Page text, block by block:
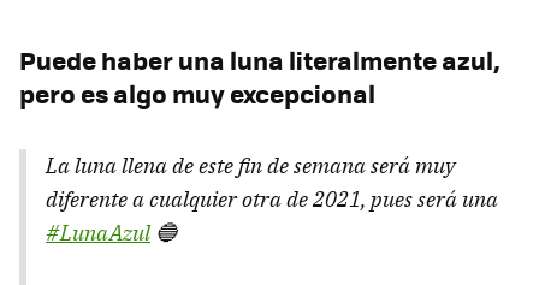
Puede haber una luna literalmente azul,
pero es algo muy excepcional
La luna llena de este fin de semana será muy
diferente a cualquier otra de 2021, pues será una
#LunaAzul🔵